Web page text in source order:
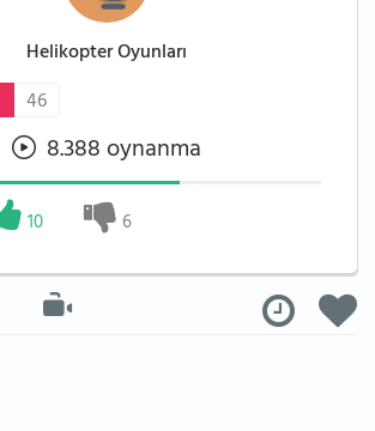
Helikopter Oyunları
46
8.388 oynanma
10 6